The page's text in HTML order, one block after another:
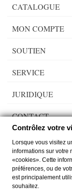
CATALOGUE
MON COMPTE
SOUTIEN
SERVICE
JURIDIQUE
CONTACT
Lady Dee´s
Contrôlez votre
Lorsque vous visitez
informations sur votre
«cookies». Cette
préférences, ou de
est principalement
souhaitez.